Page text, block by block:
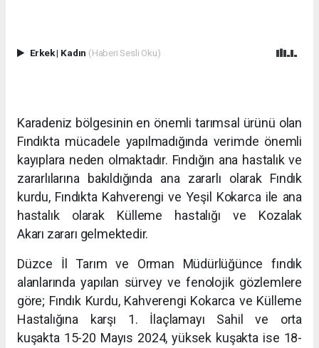
Erkek| Kadın (Haberi Sesli Oku)
Karadeniz bölgesinin en önemli tarımsal ürünü olan
Fındıkta mücadele yapılmadığında verimde önemli
kayıplara neden olmaktadır. Fındığın ana hastalık ve
zararlılarına bakıldığında ana zararlı olarak Fındık
kurdu, Fındıkta Kahverengi ve Yeşil Kokarca ile ana
hastalık olarak Külleme hastalığı ve Kozalak
Akarı zararı gelmektedir.
Düzce İl Tarım ve Orman Müdürlüğünce fındık
alanlarında yapılan sürvey ve fenolojik gözlemlere
göre; Fındık Kurdu, Kahverengi Kokarca ve Külleme
Hastalığına karşı 1. İlaçlamayı Sahil ve orta
kuşakta 15-20 Mayıs 2024, yüksek kuşakta ise 18-